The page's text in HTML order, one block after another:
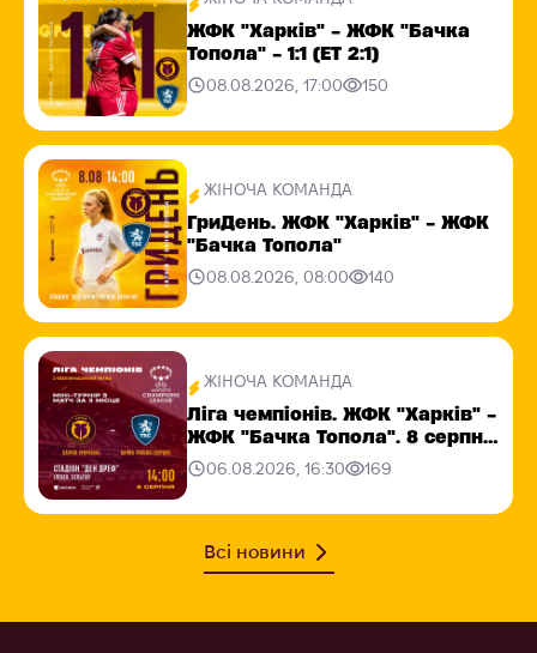
ЖФК "Харків" - ЖФК "Бачка
Топола" - 1:1 (ЕТ 2:1)
08.08.2026, 17:00 150
ЖІНОЧА КОМАНДА
ГриДень. ЖФК "Харків" - ЖФК
"Бачка Топола"
08.08.2026, 08:00 140
ЖІНОЧА КОМАНДА
Ліга чемпіонів. ЖФК "Харків" -
ЖФК "Бачка Топола". 8 серпня
14:00
06.08.2026, 16:30 169
Всі новини